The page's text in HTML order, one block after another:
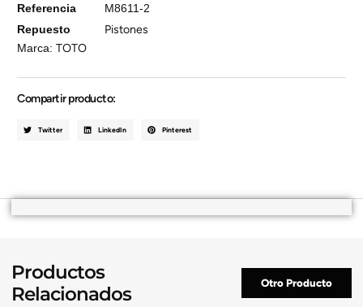
Referencia
M8611-2
Repuesto
Pistones
Marca:TOTO
Compartir producto:
Twitter LinkedIn Pinterest
Productos
Relacionados
Otro Producto